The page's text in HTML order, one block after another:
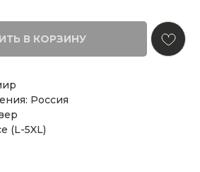
В КОРЗИНУ
Россия
(L-5XL)